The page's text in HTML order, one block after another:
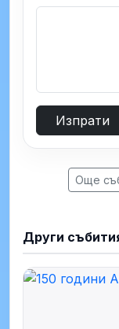
Изпрати
Още
Други